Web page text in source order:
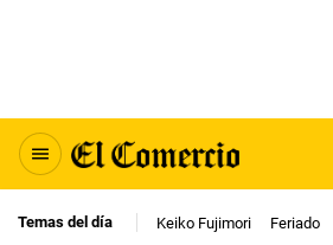
Temas del día Keiko Fujimori Feriado